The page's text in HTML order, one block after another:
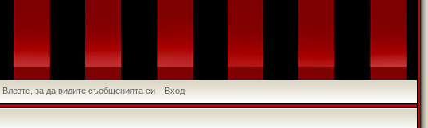
Влезте, за да видите съобщенията си Вход